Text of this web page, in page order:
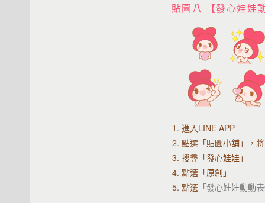
貼圖八 【發心娃娃
1. 進入LINE APP
2. 點選「貼圖小舖」，
3. 搜尋「發心娃娃」
4. 點選「原創」
5. 點選「發心娃娃動動